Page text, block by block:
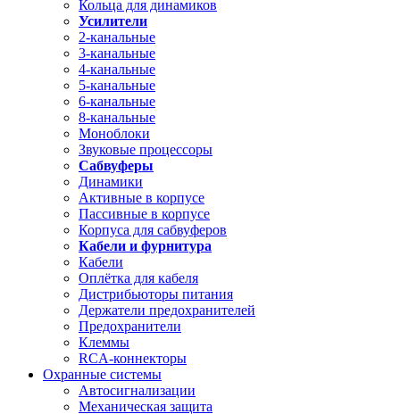
Кольца для динамиков
Усилители
2-канальные
3-канальные
4-канальные
5-канальные
6-канальные
8-канальные
Моноблоки
Звуковые процессоры
Сабвуферы
Динамики
Активные в корпусе
Пассивные в корпусе
Корпуса для сабвуферов
Кабели и фурнитура
Кабели
Оплётка для кабеля
Дистрибьюторы питания
Держатели предохранителей
Предохранители
Клеммы
RCA-коннекторы
Охранные системы
Автосигнализации
Механическая защита